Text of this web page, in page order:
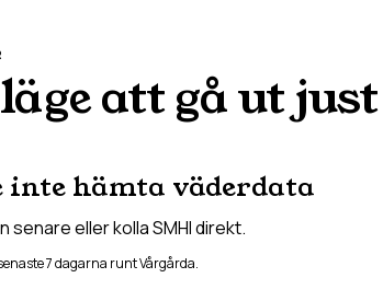
att gå ut
inte hämta väderdata
senare eller kolla SMHI direkt.
7 dagarna runtVårgårda.